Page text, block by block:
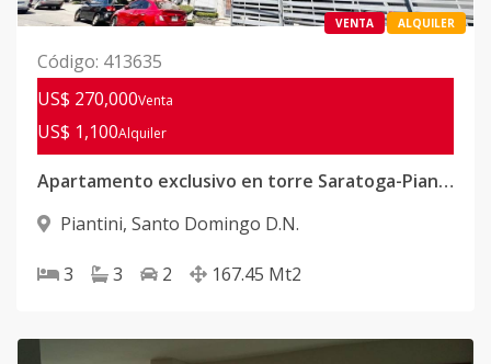
VENTA ALQUILER
Código: 413635
US$ 270,000Venta
US$ 1,100Alquiler
Apartamento exclusivo en torre Saratoga-Piantini- zona premium, alta demanda y estilo de vida
Piantini, Santo Domingo D.N.
3 3 2 167.45 Mt2